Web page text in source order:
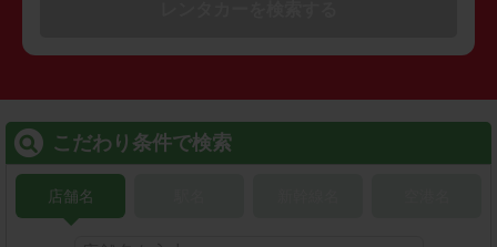
こだわり条件で検索
店舗名